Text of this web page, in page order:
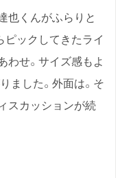
也くんがふらりと
ピックしてきたライ
わせ。サイズ感もよ
ました。外面は。そ
スカッションが続